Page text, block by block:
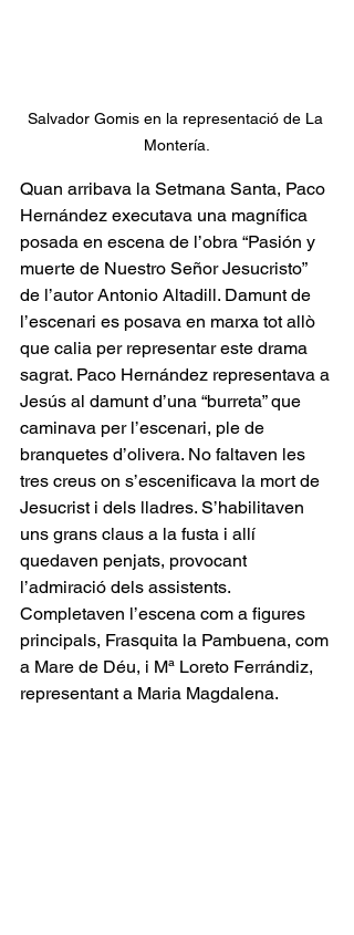
Salvador Gomis en la representació de La
Montería.
Quan arribava la Setmana Santa, Paco
Hernández executava una magnífica
posada en escena de l’obra “Pasión y
muerte de Nuestro Señor Jesucristo”
de l’autor Antonio Altadill. Damunt de
l’escenari es posava en marxa tot allò
que calia per representar este drama
sagrat. Paco Hernández representava a
Jesús al damunt d’una “burreta” que
caminava per l’escenari, ple de
branquetes d’olivera. No faltaven les
tres creus on s’escenificava la mort de
Jesucrist i dels lladres. S’habilitaven
uns grans claus a la fusta i allí
quedaven penjats, provocant
l’admiració dels assistents.
Completaven l’escena com a figures
principals, Frasquita la Pambuena, com
a Mare de Déu, i Mª Loreto Ferrándiz,
representant a Maria Magdalena.